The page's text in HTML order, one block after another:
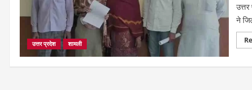
उत्तर प्रदेश शामली
ने